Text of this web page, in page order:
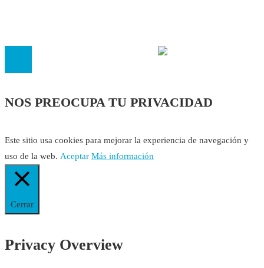
NOS PREOCUPA TU PRIVACIDAD
Este sitio usa cookies para mejorar la experiencia de navegación y
uso de la web. Aceptar Más información
Cerrar
Privacy Overview